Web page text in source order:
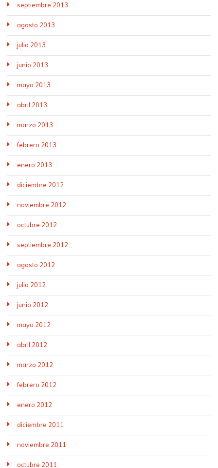
septiembre 2013
agosto 2013
julio 2013
junio 2013
mayo 2013
abril 2013
marzo 2013
febrero 2013
enero 2013
diciembre 2012
noviembre 2012
octubre 2012
septiembre 2012
agosto 2012
julio 2012
junio 2012
mayo 2012
abril 2012
marzo 2012
febrero 2012
enero 2012
diciembre 2011
noviembre 2011
octubre 2011